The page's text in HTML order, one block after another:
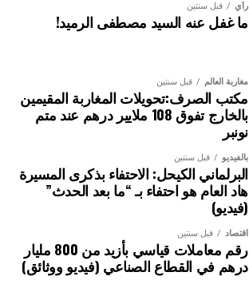
رأي قبل سنتين
ما غفل عنه السيد مصطفى الرميد!
مغاربة العالم قبل سنتين
مكتب الصرف:تحويلات المغاربة المقيمين
بالخارج تفوق 108 ملايير درهم عند متم
نونبر
بالفيديو قبل سنتين
البرلماني الكيحل: الاحتفاء بذكرى المسيرة
هاد العام هو احتفاء بـ “ما بعد الحدث”
(فيديو)
اقتصاد قبل سنتين
رقم معاملات قياسي بأزيد من 800 مليار
درهم في القطاع الصناعي (فيديو ووثائق)